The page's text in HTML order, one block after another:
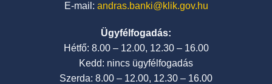
E-mail: andras.banki@klik.gov.hu
Ügyfélfogadás:
Hétfő: 8.00 – 12.00, 12.30 – 16.00
Kedd: nincs ügyfélfogadás
Szerda: 8.00 – 12.00, 12.30 – 16.00